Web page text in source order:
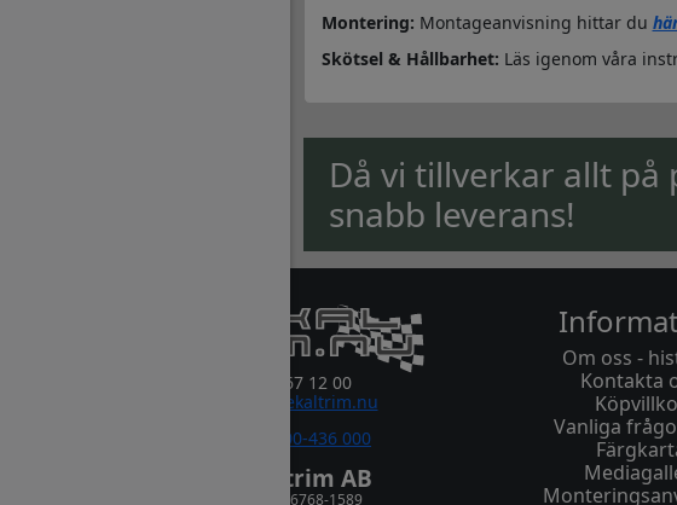
Montering: Montageanvisning hittar du
Skötsel & Hållbarhet: Läs igenom våra
Då vi tillverkar allt på
snabb leverans!
0381-67 12 00
order@dekaltrim.nu
0700-436 000
Dekaltrim AB
Orgnr. 556768-1589
Om oss -
Kontakta
Vanliga